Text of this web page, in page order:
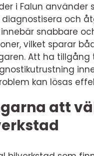
i Falun använder
och
snabbare
vilket sparar
Att ha tillgång
kan lösas
att